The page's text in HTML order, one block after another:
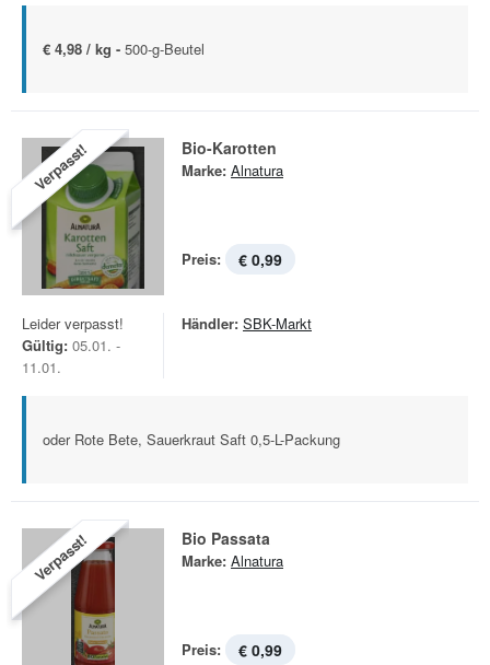
€ 4,98 / kg - 500-g-Beutel
Verpasst! Bio-Karotten
Marke: Alnatura
Preis: € 0,99
Leider verpasst!
Gültig: 05.01. -
11.01.
Händler: SBK-Markt
oder Rote Bete, Sauerkraut Saft 0,5-L-Packung
Verpasst! Bio Passata
Marke: Alnatura
Preis: € 0,99